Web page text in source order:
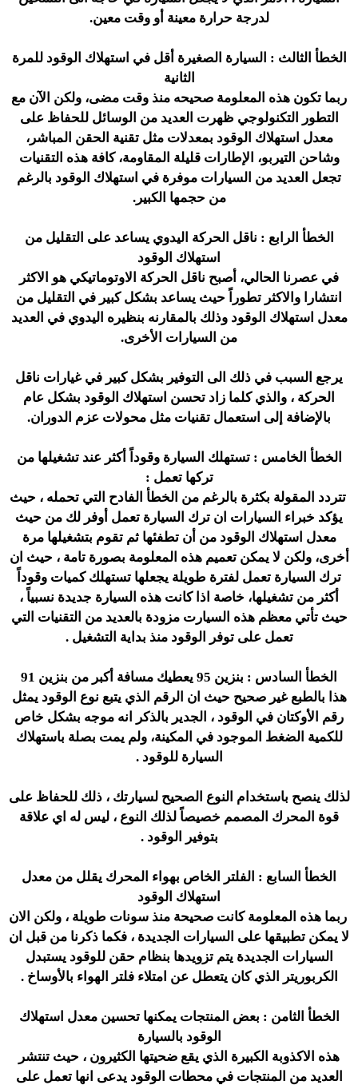
لدرجة حرارة معينة أو وقت معين.
الخطأ الثالث : السيارة الصغيرة أقل في استهلاك الوقود للمرة
الثانية
ربما تكون هذه المعلومة صحيحه منذ وقت مضى، ولكن الآن مع
التطور التكنولوجي ظهرت العديد من الوسائل للحفاظ على
معدل استهلاك الوقود بمعدلات مثل تقنية الحقن المباشر،
وشاحن التيربو، الإطارات قليلة المقاومة، كافة هذه التقنيات
تجعل العديد من السيارات موفرة في استهلاك الوقود بالرغم
من حجمها الكبير.
الخطأ الرابع : ناقل الحركة اليدوي يساعد على التقليل من
استهلاك الوقود
في عصرنا الحالي، أصبح ناقل الحركة الاوتوماتيكي هو الاكثر
انتشارا والاكثر تطوراً حيث يساعد بشكل كبير في التقليل من
معدل استهلاك الوقود وذلك بالمقارنه بنظيره اليدوي في العديد
من السيارات الأخرى.
يرجع السبب في ذلك الى التوفير بشكل كبير في غيارات ناقل
الحركة ، والذي كلما زاد تحسن استهلاك الوقود بشكل عام
بالإضافة إلى استعمال تقنيات مثل محولات عزم الدوران.
الخطأ الخامس : تستهلك السيارة وقوداً أكثر عند تشغيلها من
تركها تعمل :
تتردد المقولة بكثرة بالرغم من الخطأ الفادح التي تحمله ، حيث
يؤكد خبراء السيارات ان ترك السيارة تعمل أوفر لك من حيث
معدل استهلاك الوقود من أن تطفئها ثم تقوم بتشغيلها مرة
أخرى، ولكن لا يمكن تعميم هذه المعلومة بصورة تامة ، حيث ان
ترك السيارة تعمل لفترة طويلة يجعلها تستهلك كميات وقوداً
أكثر من تشغيلها، خاصة اذا كانت هذه السيارة جديدة نسبياً ،
حيث تأتي معظم هذه السيارت مزودة بالعديد من التقنيات التي
تعمل على توفر الوقود منذ بداية التشغيل .
الخطأ السادس : بنزين 95 يعطيك مسافة أكبر من بنزين 91
هذا بالطبع غير صحيح حيث ان الرقم الذي يتبع نوع الوقود يمثل
رقم الأوكتان في الوقود ، الجدير بالذكر انه موجه بشكل خاص
للكمية الضغط الموجود في المكينة، ولم يمت بصلة باستهلاك
السيارة للوقود .
لذلك ينصح باستخدام النوع الصحيح لسيارتك ، ذلك للحفاظ على
قوة المحرك المصمم خصيصاً لذلك النوع ، ليس له اي علاقة
بتوفير الوقود .
الخطأ السابع : الفلتر الخاص بهواء المحرك يقلل من معدل
استهلاك الوقود
ربما هذه المعلومة كانت صحيحة منذ سونات طويلة ، ولكن الان
لا يمكن تطبيقها على السيارات الجديدة ، فكما ذكرنا من قبل ان
السيارات الجديدة يتم تزويدها بنظام حقن للوقود يستبدل
الكربوريتر الذي كان يتعطل عن امتلاء فلتر الهواء بالأوساخ .
الخطأ الثامن : بعض المنتجات يمكنها تحسين معدل استهلاك
الوقود بالسيارة
هذه الاكذوبة الكبيرة الذي يقع ضحيتها الكثيرون ، حيث تنتشر
العديد من المنتجات في محطات الوقود يدعى انها تعمل على